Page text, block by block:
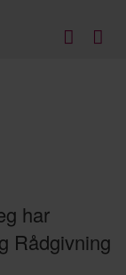
har
Rådgivning